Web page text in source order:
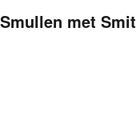
Smullen met Smit